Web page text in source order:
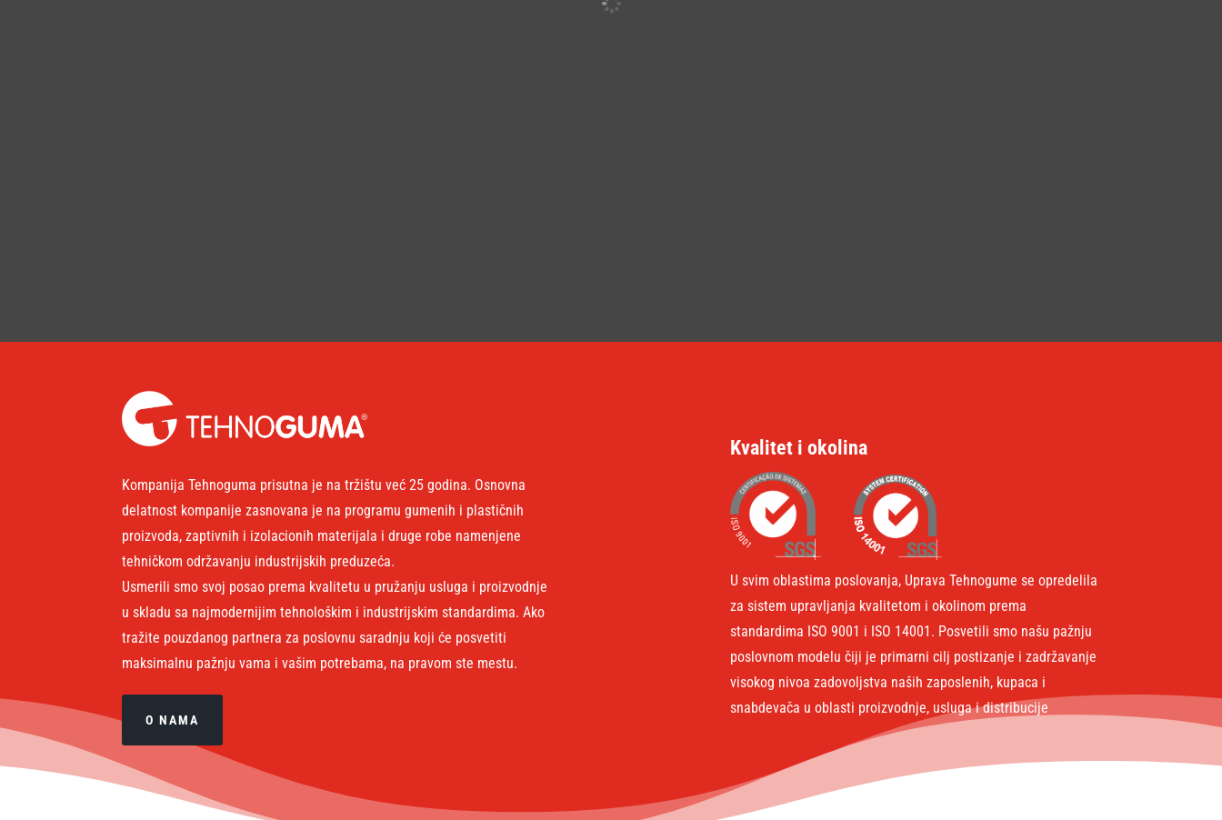
Kompanija Tehnoguma prisutna je na tržištu već 25 godina. Osnovna
delatnost kompanije zasnovana je na programu gumenih i plastičnih
proizvoda, zaptivnih i izolacionih materijala i druge robe namenjene
tehničkom održavanju industrijskih preduzeća.
Usmerili smo svoj posao prema kvalitetu u pružanju usluga i proizvodnje
u skladu sa najmodernijim tehnološkim i industrijskim standardima. Ako
tražite pouzdanog partnera za poslovnu saradnju koji će posvetiti
maksimalnu pažnju vama i vašim potrebama, na pravom ste mestu.
O NAMA
Kvalitet i okolina
U svim oblastima poslovanja, Uprava Tehnogume se opredelila
za sistem upravljanja kvalitetom i okolinom prema
standardima ISO 9001 i ISO 14001. Posvetili smo našu pažnju
poslovnom modelu čiji je primarni cilj postizanje i zadržavanje
visokog nivoa zadovoljstva naših zaposlenih, kupaca i
snabdevača u oblasti proizvodnje, usluga i distribucije